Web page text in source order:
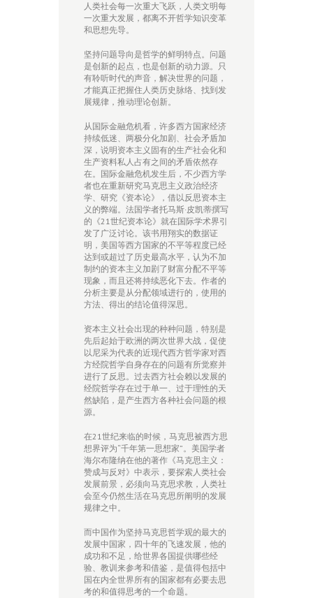
人类社会每一次重大飞跃，人类文明每
一次重大发展，都离不开哲学知识变革
和思想先导。
坚持问题导向是哲学的鲜明特点。问题
是创新的起点，也是创新的动力源。只
有聆听时代的声音，解决世界的问题，
才能真正把握住人类历史脉络、找到发
展规律，推动理论创新。
从国际金融危机看，许多西方国家经济
持续低迷、两极分化加剧、社会矛盾加
深，说明资本主义固有的生产社会化和
生产资料私人占有之间的矛盾依然存
在。国际金融危机发生后，不少西方学
者也在重新研究马克思主义政治经济
学、研究《资本论》，借以反思资本主
义的弊端。法国学者托马斯·皮凯蒂撰写
的《21世纪资本论》就在国际学术界引
发了广泛讨论。该书用翔实的数据证
明，美国等西方国家的不平等程度已经
达到或超过了历史最高水平，认为不加
制约的资本主义加剧了财富分配不平等
现象，而且还将持续恶化下去。作者的
分析主要是从分配领域进行的，使用的
方法、得出的结论值得深思。
资本主义社会出现的种种问题，特别是
先后起始于欧洲的两次世界大战，促使
以尼采为代表的近现代西方哲学家对西
方经院哲学自身存在的问题有所觉察并
进行了反思。过去西方社会赖以发展的
经院哲学存在过于单一、过于理性的天
然缺陷，是产生西方各种社会问题的根
源。
在21世纪来临的时候，马克思被西方思
想界评为“千年第一思想家”。美国学者
海尔布隆纳在他的著作《马克思主义：
赞成与反对》中表示，要探索人类社会
发展前景，必须向马克思求教，人类社
会至今仍然生活在马克思所阐明的发展
规律之中。
而中国作为坚持马克思哲学观的最大的
发展中国家，四十年的飞速发展，他的
成功和不足，给世界各国提供哪些经
验、教训来参考和借鉴，是值得包括中
国在内全世界所有的国家都有必要去思
考的和值得思考的一个命题。